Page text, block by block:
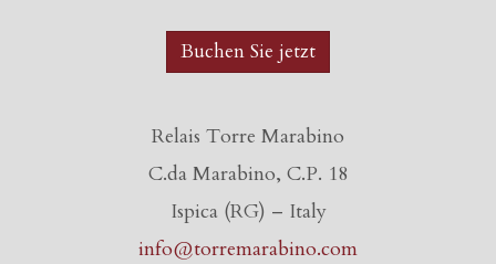
Buchen Sie jetzt
Relais Torre Marabino
C.da Marabino, C.P. 18
Ispica (RG) – Italy
info@torremarabino.com